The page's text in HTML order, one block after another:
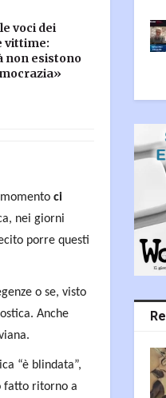
voci dei
vittime:
non esistono
ci
nei giorni
porre questi
o se, visto
Anche
“è blindata”,
fatto ritorno a